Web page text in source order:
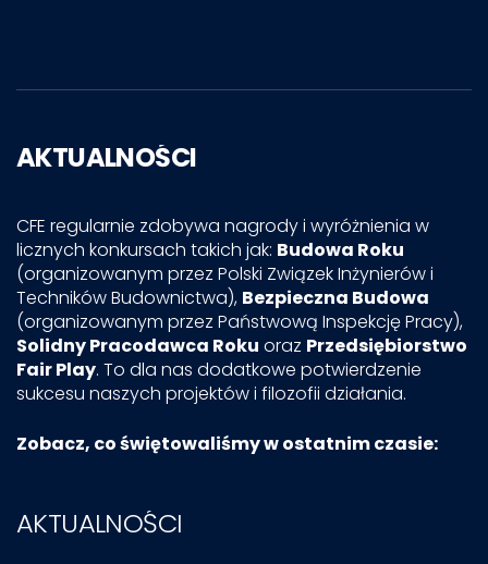
AKTUALNOŚCI
CFE regularnie zdobywa nagrody i wyróżnienia w
licznych konkursach takich jak: Budowa Roku
(organizowanym przez Polski Związek Inżynierów i
Techników Budownictwa), Bezpieczna Budowa
(organizowanym przez Państwową Inspekcję Pracy),
Solidny Pracodawca Roku oraz Przedsiębiorstwo
Fair Play. To dla nas dodatkowe potwierdzenie
sukcesu naszych projektów i filozofii działania.
Zobacz, co świętowaliśmy w ostatnim czasie:
AKTUALNOŚCI